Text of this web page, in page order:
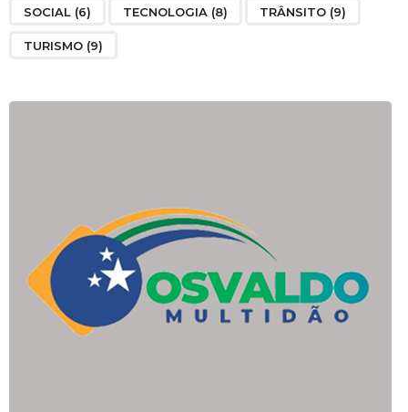
SOCIAL (6) TECNOLOGIA (8) TRÂNSITO (9)
TURISMO (9)